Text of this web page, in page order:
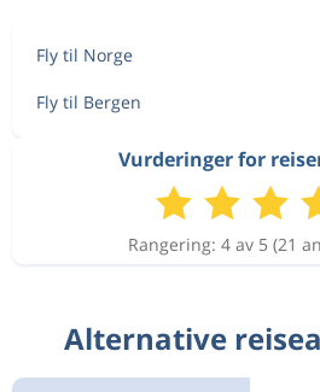
Fly til Norge
Fly til Bergen
Vurderinger for
Rangering: 4 av 5 (21
Alternative